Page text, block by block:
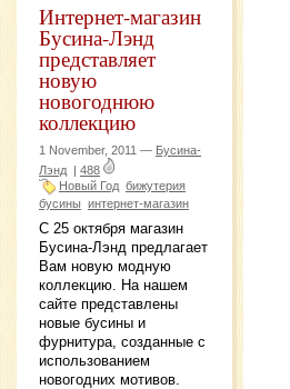
Интернет-магазин
Бусина-Лэнд
представляет
новую
новогоднюю
коллекцию
1 November, 2011 — Бусина-
Лэнд| 488
Новый Год бижутерия
бусины интернет-магазин
С 25 октября магазин
Бусина-Лэнд предлагает
Вам новую модную
коллекцию. На нашем
сайте представлены
новые бусины и
фурнитура, созданные с
использованием
новогодних мотивов.